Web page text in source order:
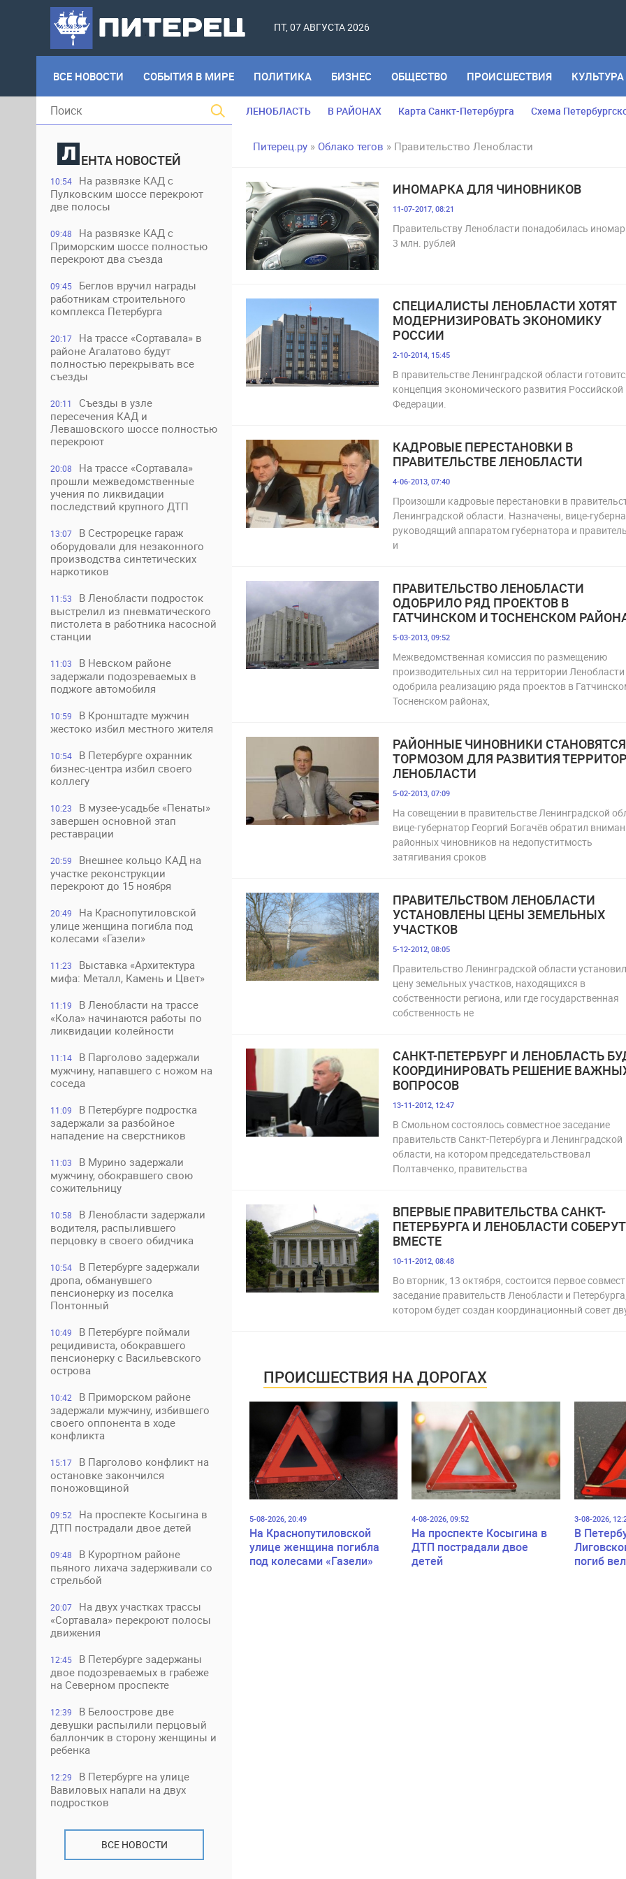
ПТ, 07 АВГУСТА 2026
ВСЕ НОВОСТИ СОБЫТИЯ В МИРЕ ПОЛИТИКА БИЗНЕС ОБЩЕСТВО ПРОИСШЕСТВИЯ КУЛЬТУРА
ЕНТА НОВОСТЕЙ
10:54
На развязке КАД с
Пулковским шоссе перекроют
две полосы
09:48
На развязке КАД с
Приморским шоссе полностью
перекроют два съезда
09:45
Беглов вручил награды
работникам строительного
комплекса Петербурга
20:17
На трассе «Сортавала» в
районе Агалатово будут
полностью перекрывать все
съезды
20:11
Съезды в узле
пересечения КАД и
Левашовского шоссе полностью
перекроют
20:08
На трассе «Сортавала»
прошли межведомственные
учения по ликвидации
последствий крупного ДТП
13:07
В Сестрорецке гараж
оборудовали для незаконного
производства синтетических
наркотиков
11:53
В Ленобласти подросток
выстрелил из пневматического
пистолета в работника насосной
станции
11:03
В Невском районе
задержали подозреваемых в
поджоге автомобиля
10:59
В Кронштадте мужчин
жестоко избил местного жителя
10:54
В Петербурге охранник
бизнес-центра избил своего
коллегу
10:23
В музее-усадьбе «Пенаты»
завершен основной этап
реставрации
20:59
Внешнее кольцо КАД на
участке реконструкции
перекроют до 15 ноября
20:49
На Краснопутиловской
улице женщина погибла под
колесами «Газели»
11:23
Выставка «Архитектура
мифа: Металл, Камень и Цвет»
11:19
В Ленобласти на трассе
«Кола» начинаются работы по
ликвидации колейности
11:14
В Парголово задержали
мужчину, напавшего с ножом на
соседа
11:09
В Петербурге подростка
задержали за разбойное
нападение на сверстников
11:03
В Мурино задержали
мужчину, обокравшего свою
сожительницу
10:58
В Ленобласти задержали
водителя, распылившего
перцовку в своего обидчика
10:54
В Петербурге задержали
дропа, обманувшего
пенсионерку из поселка
Понтонный
10:49
В Петербурге поймали
рецидивиста, обокравшего
пенсионерку с Васильевского
острова
10:42
В Приморском районе
задержали мужчину, избившего
своего оппонента в ходе
конфликта
15:17
В Парголово конфликт на
остановке закончился
поножовщиной
09:52
На проспекте Косыгина в
ДТП пострадали двое детей
09:48
В Курортном районе
пьяного лихача задерживали со
стрельбой
20:07
На двух участках трассы
«Сортавала» перекроют полосы
движения
12:45
В Петербурге задержаны
двое подозреваемых в грабеже
на Северном проспекте
12:39
В Белоострове две
девушки распылили перцовый
баллончик в сторону женщины и
ребенка
12:29
В Петербурге на улице
Вавиловых напали на двух
подростков
ВСЕ НОВОСТИ
ЛЕНОБЛАСТЬ В РАЙОНАХ Карта Санкт-Петербурга Схема
Питерец.ру » Облако тегов » Правительство Ленобласти
ИНОМАРКА ДЛЯ ЧИНОВНИКОВ
11-07-2017, 08:21
Правительству Ленобласти понадобилась
3 млн. рублей
СПЕЦИАЛИСТЫ ЛЕНОБЛАСТИ ХОТЯТ
МОДЕРНИЗИРОВАТЬ ЭКОНОМИКУ
РОССИИ
2-10-2014, 15:45
В правительстве Ленинградской области
концепция экономического развития Российской
Федерации.
КАДРОВЫЕ ПЕРЕСТАНОВКИ В
ПРАВИТЕЛЬСТВЕ ЛЕНОБЛАСТИ
4-06-2013, 07:40
Произошли кадровые перестановки в
Ленинградской области. Назначены, вице-
руководящий аппаратом губернатора и
и
ПРАВИТЕЛЬСТВО ЛЕНОБЛАСТИ
ОДОБРИЛО РЯД ПРОЕКТОВ В
ГАТЧИНСКОМ И ТОСНЕНСКОМ
5-03-2013, 09:52
Межведомственная комиссия по размещению
производительных сил на территории Ленобласти
одобрила реализацию ряда проектов в
Тосненском районах,
РАЙОННЫЕ ЧИНОВНИКИ СТАНОВЯТСЯ
ТОРМОЗОМ ДЛЯ РАЗВИТИЯ
ЛЕНОБЛАСТИ
5-02-2013, 07:09
На совещении в правительстве Ленинградской
вице-губернатор Георгий Богачёв обратил
районных чиновников на недопуститмость
затягивания сроков
ПРАВИТЕЛЬСТВОМ ЛЕНОБЛАСТИ
УСТАНОВЛЕНЫ ЦЕНЫ ЗЕМЕЛЬНЫХ
УЧАСТКОВ
5-12-2012, 08:05
Правительство Ленинградской области
цену земельных участков, находящихся в
собственности региона, или где государственная
собственность не
САНКТ-ПЕТЕРБУРГ И ЛЕНОБЛАСТЬ
КООРДИНИРОВАТЬ РЕШЕНИЕ
ВОПРОСОВ
13-11-2012, 12:47
В Смольном состоялось совместное заседание
правительств Санкт-Петербурга и Ленинградской
области, на котором председательствовал
Полтавченко, правительства
ВПЕРВЫЕ ПРАВИТЕЛЬСТВА САНКТ-
ПЕТЕРБУРГА И ЛЕНОБЛАСТИ
ВМЕСТЕ
10-11-2012, 08:48
Во вторник, 13 октября, состоится первое
заседание правительств Ленобласти и
котором будет создан координационный совет
ПРОИСШЕСТВИЯ НА ДОРОГАХ
5-08-2026, 20:49
На Краснопутиловской
улице женщина погибла
под колесами «Газели»
4-08-2026, 09:52
На проспекте Косыгина в
ДТП пострадали двое
детей
3-08-2026,
В
погиб